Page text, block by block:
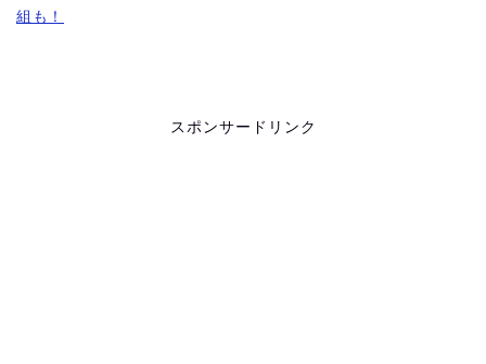
組も！
スポンサードリンク